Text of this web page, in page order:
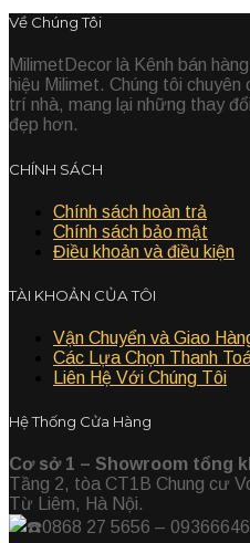
Về Chúng Tôi
MilimetDecor là Kênh bán
hiệu Milimet. Chúng tôi
trí nhà, mang lại những thay
đẹp hơn.
CHÍNH SÁCH
Chính sách hoàn trả
Chính sách bảo mật
Điều khoản và điều kiện
TÀI KHOẢN CỦA TÔI
Vận Chuyển và Giao
Các Lựa Chọn Thanh
Liên Hệ Với Chúng Tôi
Hệ Thống Cửa Hàng
Cơ sở 1 – Showroom tổng
Tầng 2, tòa CT1B Chung cư
Từ Liêm, Hà Nội.
0868 27 5656 –